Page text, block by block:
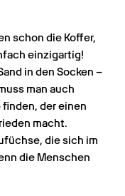
schon die Koffer,
einzigartig!
in den Socken –
man auch
der einen
macht.
die sich im
die Menschen